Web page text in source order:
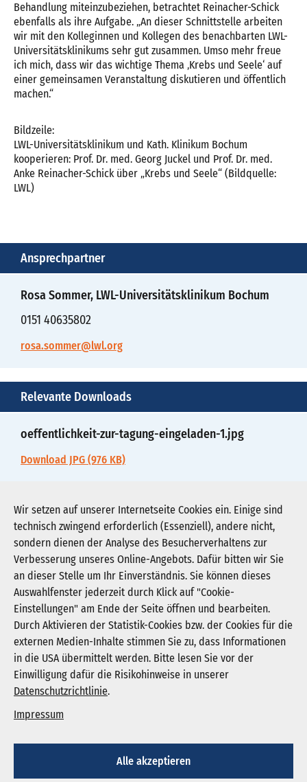
Wir setzen auf unserer Internetseite Cookies ein. Einige sind
technisch zwingend erforderlich (Essenziell), andere nicht,
sondern dienen der Analyse des Besucherverhaltens zur
Verbesserung unseres Online-Angebots. Dafür bitten wir Sie
an dieser Stelle um Ihr Einverständnis. Sie können dieses
Auswahlfenster jederzeit durch Klick auf "Cookie-
Einstellungen" am Ende der Seite öffnen und bearbeiten.
Durch Aktivieren der Statistik-Cookies bzw. der Cookies für die
externen Medien-Inhalte stimmen Sie zu, dass Informationen
in die USA übermittelt werden. Bitte lesen Sie vor der
Einwilligung dafür die Risikohinweise in unserer
Datenschutzrichtlinie.
Impressum
Alle akzeptieren
Behandlung miteinzubeziehen, betrachtet Reinacher-Schick
ebenfalls als ihre Aufgabe. „An dieser Schnittstelle arbeiten
wir mit den Kolleginnen und Kollegen des benachbarten LWL-
Universitätsklinikums sehr gut zusammen. Umso mehr freue
ich mich, dass wir das wichtige Thema ‚Krebs und Seele‘ auf
einer gemeinsamen Veranstaltung diskutieren und öffentlich
machen.“
Bildzeile:
LWL-Universitätsklinikum und Kath. Klinikum Bochum
kooperieren: Prof. Dr. med. Georg Juckel und Prof. Dr. med.
Anke Reinacher-Schick über „Krebs und Seele“ (Bildquelle:
LWL)
Ansprechpartner
Rosa Sommer, LWL-Universitätsklinikum Bochum
0151 40635802
rosa.sommer@lwl.org
Relevante Downloads
oeffentlichkeit-zur-tagung-eingeladen-1.jpg
Download JPG (976 KB)
oeffentlichkeit-zur-tagung-eingeladen-2.pdf
Download PDF (160 KB)
Newsletter abonnieren
Registrieren
KGNW - Krankenhausgesellschaft Nordrhein-
Westfalen e. V.
Humboldtstraße 31,